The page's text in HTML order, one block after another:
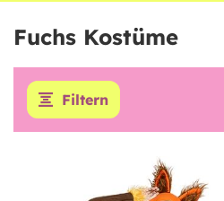
Fuchs Kostüme
Filtern